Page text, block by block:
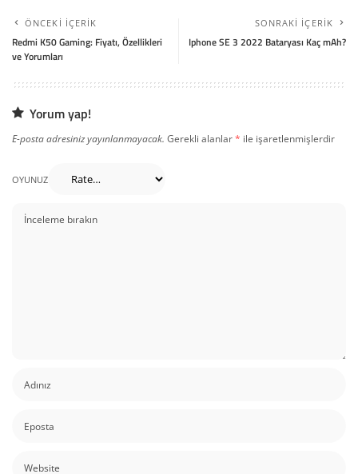
ÖNCEKI İÇERIK
Redmi K50 Gaming: Fiyatı, Özellikleri
ve Yorumları
SONRAKI İÇERIK
Iphone SE 3 2022 Bataryası Kaç mAh?
Yorum yap!
E-posta adresiniz yayınlanmayacak. Gerekli alanlar* ile işaretlenmişlerdir
OYUNUZ